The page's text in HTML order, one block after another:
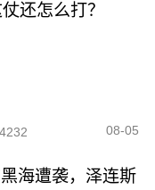
还怎么打？
4232 08-05
海遭袭，泽连斯